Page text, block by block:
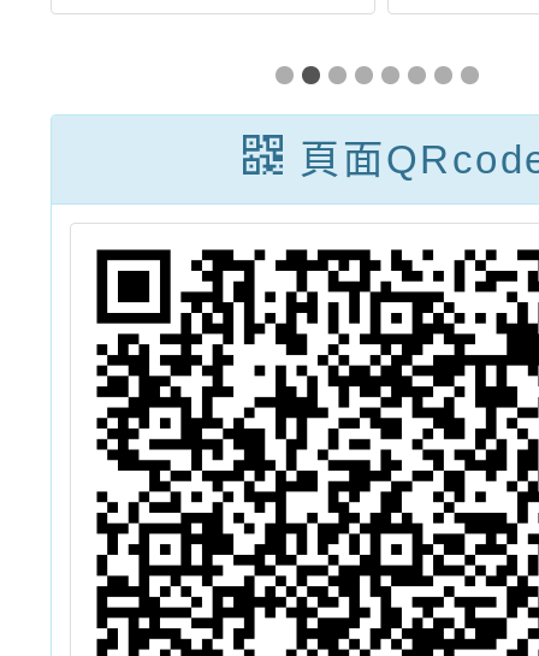
113學年度第1
次本土語教學支
援人員甄選結果
(第1招)
委任
薦任
第7職
缺
頁面